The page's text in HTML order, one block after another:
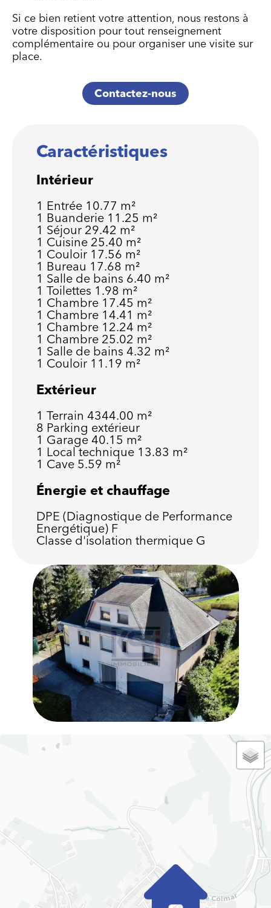
Si ce bien retient votre attention, nous restons à
votre disposition pour tout renseignement
complémentaire ou pour organiser une visite sur
place.
Contactez-nous
Caractéristiques
Intérieur
1 Entrée 10.77 m²
1 Buanderie 11.25 m²
1 Séjour 29.42 m²
1 Cuisine 25.40 m²
1 Couloir 17.56 m²
1 Bureau 17.68 m²
1 Salle de bains 6.40 m²
1 Toilettes 1.98 m²
1 Chambre 17.45 m²
1 Chambre 14.41 m²
1 Chambre 12.24 m²
1 Chambre 25.02 m²
1 Salle de bains 4.32 m²
1 Couloir 11.19 m²
Extérieur
1 Terrain 4344.00 m²
8 Parking extérieur
1 Garage 40.15 m²
1 Local technique 13.83 m²
1 Cave 5.59 m²
Énergie et chauffage
DPE (Diagnostique de Performance
Energétique) F
Classe d'isolation thermique G